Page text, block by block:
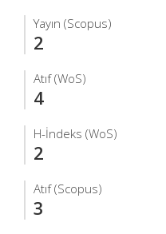
Yayın (Scopus)
2
Atıf (WoS)
4
H-İndeks (WoS)
2
Atıf (Scopus)
3